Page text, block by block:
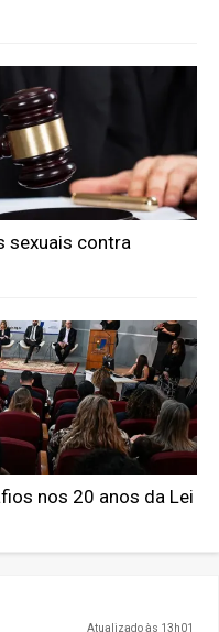
sexuais contra
nos 20 anos da Lei
Atualizado às 13h01